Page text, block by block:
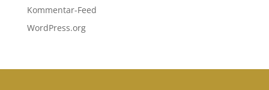
Kommentar-Feed
WordPress.org